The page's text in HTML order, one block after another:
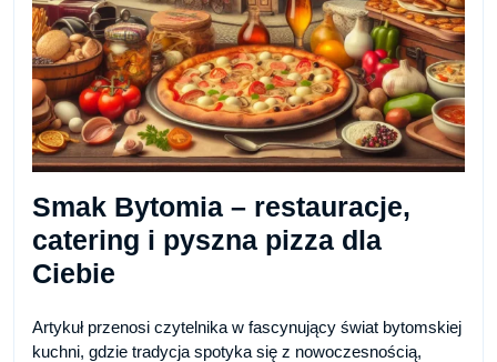
Smak Bytomia – restauracje,
catering i pyszna pizza dla
Ciebie
Artykuł przenosi czytelnika w fascynujący świat bytomskiej
kuchni, gdzie tradycja spotyka się z nowoczesnością,